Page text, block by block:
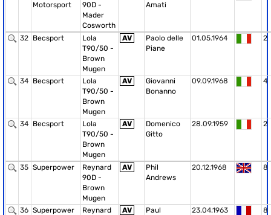
Motorsport
90D -
Mader
Cosworth
Amati
32 Becsport
Lola
T90/50 -
Brown
Mugen
AV
Paolo delle
Piane
01.05.1964 2
34 Becsport
Lola
T90/50 -
Brown
Mugen
AV
Giovanni
Bonanno
09.09.1968 4
34 Becsport
Lola
T90/50 -
Brown
Mugen
AV
Domenico
Gitto
28.09.1959 2
35 Superpower
Reynard
90D -
Brown
Mugen
AV
Phil
Andrews
20.12.1968 8
36 Superpower
Reynard
AV
Paul
23.04.1963 8